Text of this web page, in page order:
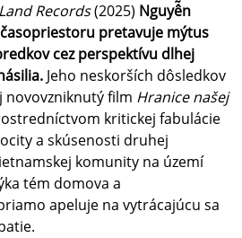
Land Records(2025) Nguyễn
pretavuje mýtus
cez perspektívu dlhej
Jeho neskorších dôsledkov
novovzniknutý film Hranice našej
kritickej fabulácie
a skúsenosti druhej
komunity na území
tém domova a
apeluje na vytrácajúcu sa